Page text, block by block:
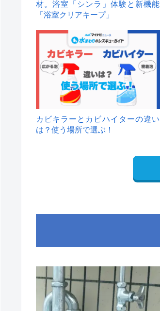
材。浴室「シンラ」体験と新機能
「浴室クリアキープ」
カビキラーとカビハイターの違い
は？使う場所で選ぶ！
1